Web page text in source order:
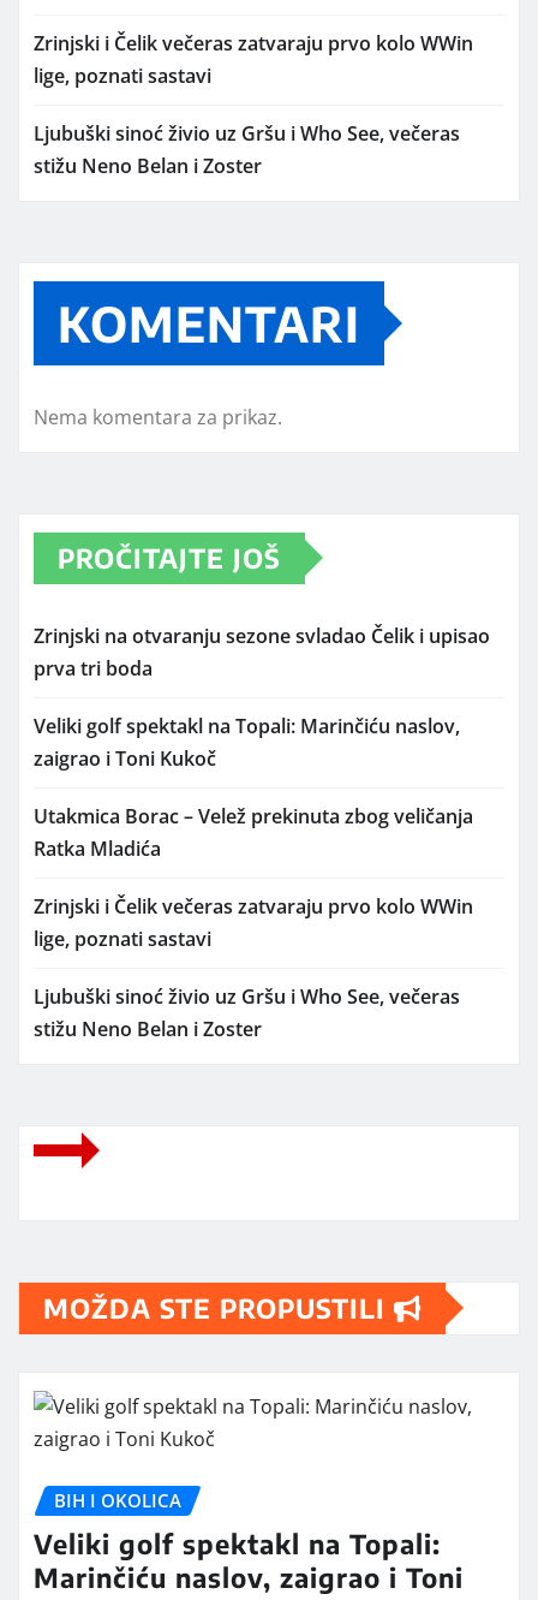
Zrinjski i Čelik večeras zatvaraju prvo kolo WWin
lige, poznati sastavi
Ljubuški sinoć živio uz Gršu i Who See, večeras
stižu Neno Belan i Zoster
KOMENTARI
Nema komentara za prikaz.
PROČITAJTE JOŠ
Zrinjski na otvaranju sezone svladao Čelik i upisao
prva tri boda
Veliki golf spektakl na Topali: Marinčiću naslov,
zaigrao i Toni Kukoč
Utakmica Borac – Velež prekinuta zbog veličanja
Ratka Mladića
Zrinjski i Čelik večeras zatvaraju prvo kolo WWin
lige, poznati sastavi
Ljubuški sinoć živio uz Gršu i Who See, večeras
stižu Neno Belan i Zoster
MOŽDA STE PROPUSTILI
BIH I OKOLICA
Veliki golf spektakl na Topali:
Marinčiću naslov, zaigrao i Toni